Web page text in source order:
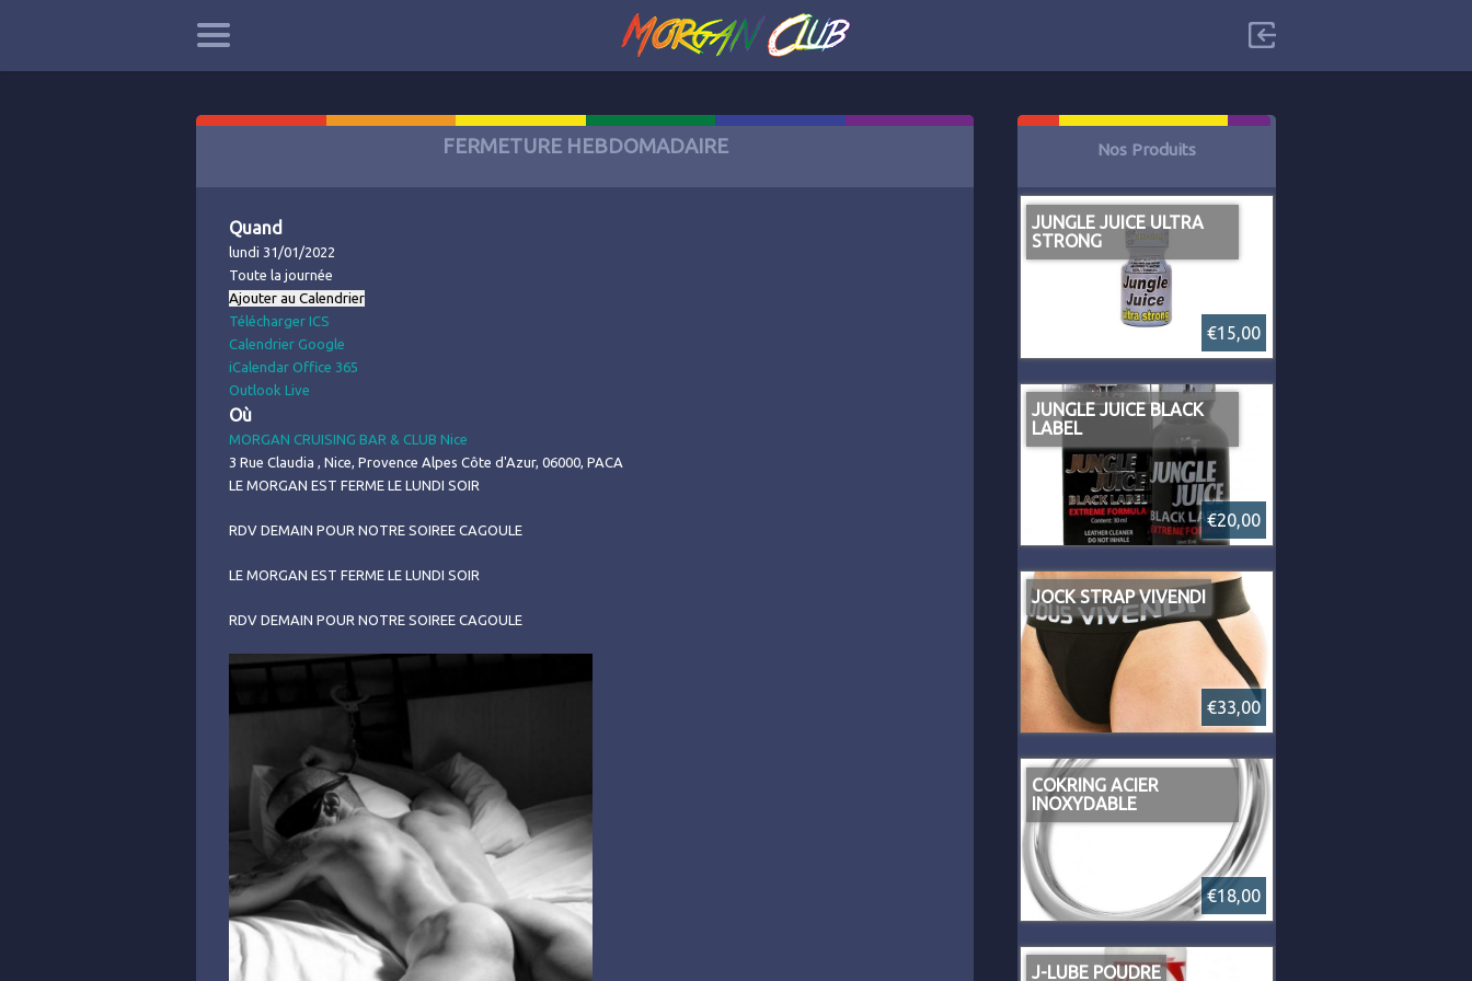
FERMETURE HEBDOMADAIRE
Quand
lundi 31/01/2022
Toute la journée
Ajouter au Calendrier
Télécharger ICS
Calendrier Google
iCalendar Office 365
Outlook Live
Où
MORGAN CRUISING BAR & CLUB Nice
3 Rue Claudia , Nice, Provence Alpes Côte d'Azur, 06000, PACA
LE MORGAN EST FERME LE LUNDI SOIR
RDV DEMAIN POUR NOTRE SOIREE CAGOULE
LE MORGAN EST FERME LE LUNDI SOIR
RDV DEMAIN POUR NOTRE SOIREE CAGOULE
Nos Produits
JUNGLE JUICE ULTRA
STRONG
€15,00
JUNGLE JUICE BLACK
LABEL
€20,00
JOCK STRAP VIVENDI
€33,00
COKRING ACIER
INOXYDABLE
€18,00
J-LUBE POUDRE